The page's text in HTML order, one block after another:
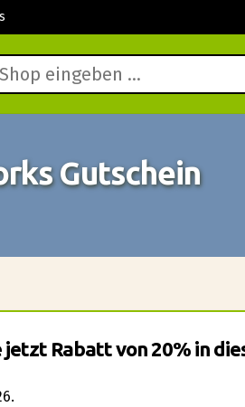
Gutschein
jetzt Rabatt von 20% in